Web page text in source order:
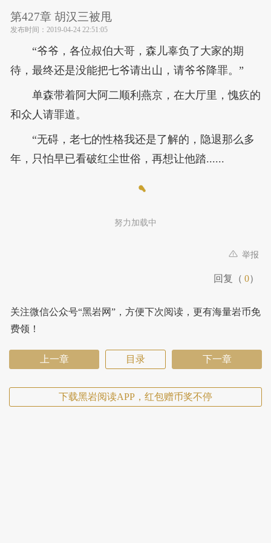
第427章 胡汉三被甩
发布时间： 2019-04-24 22:51:05
“爷爷，各位叔伯大哥，森儿辜负了大家的期
待，最终还是没能把七爷请出山，请爷爷降罪。”
单森带着阿大阿二顺利燕京，在大厅里，愧疚的
和众人请罪道。
“无碍，老七的性格我还是了解的，隐退那么多
年，只怕早已看破红尘世俗，再想让他踏......
努力加载中
举报
回复（ 0）
关注微信公众号“黑岩网”，方便下次阅读，更有海量岩币免
费领！
上一章 目录 下一章
下载黑岩阅读APP，红包赠币奖不停